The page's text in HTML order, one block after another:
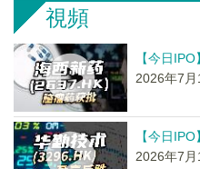
視頻
【今日
2026年7
【今日
2026年7